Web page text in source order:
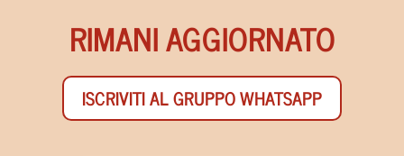
RIMANI AGGIORNATO
ISCRIVITI AL GRUPPO WHATSAPP